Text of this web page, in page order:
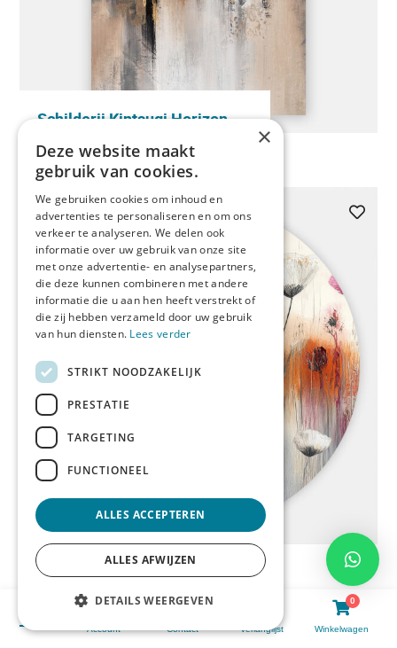
Account Contact Verlanglijst
0
Winkelwagen
Schilderij Kintsugi Horizon
Bekijk meer
NIEUW
-20%
Muurcirkel Fading fields
Bekijk meer
Bekijk alle favorieten
×
Deze website maakt
gebruik van cookies.
We gebruiken cookies om inhoud en
advertenties te personaliseren en om ons
verkeer te analyseren. We delen ook
informatie over uw gebruik van onze site
met onze advertentie- en analysepartners,
die deze kunnen combineren met andere
informatie die u aan hen heeft verstrekt of
die zij hebben verzameld door uw gebruik
van hun diensten. Lees verder
STRIKT NOODZAKELIJK
PRESTATIE
TARGETING
FUNCTIONEEL
ALLES ACCEPTEREN
ALLES AFWIJZEN
DETAILS WEERGEVEN